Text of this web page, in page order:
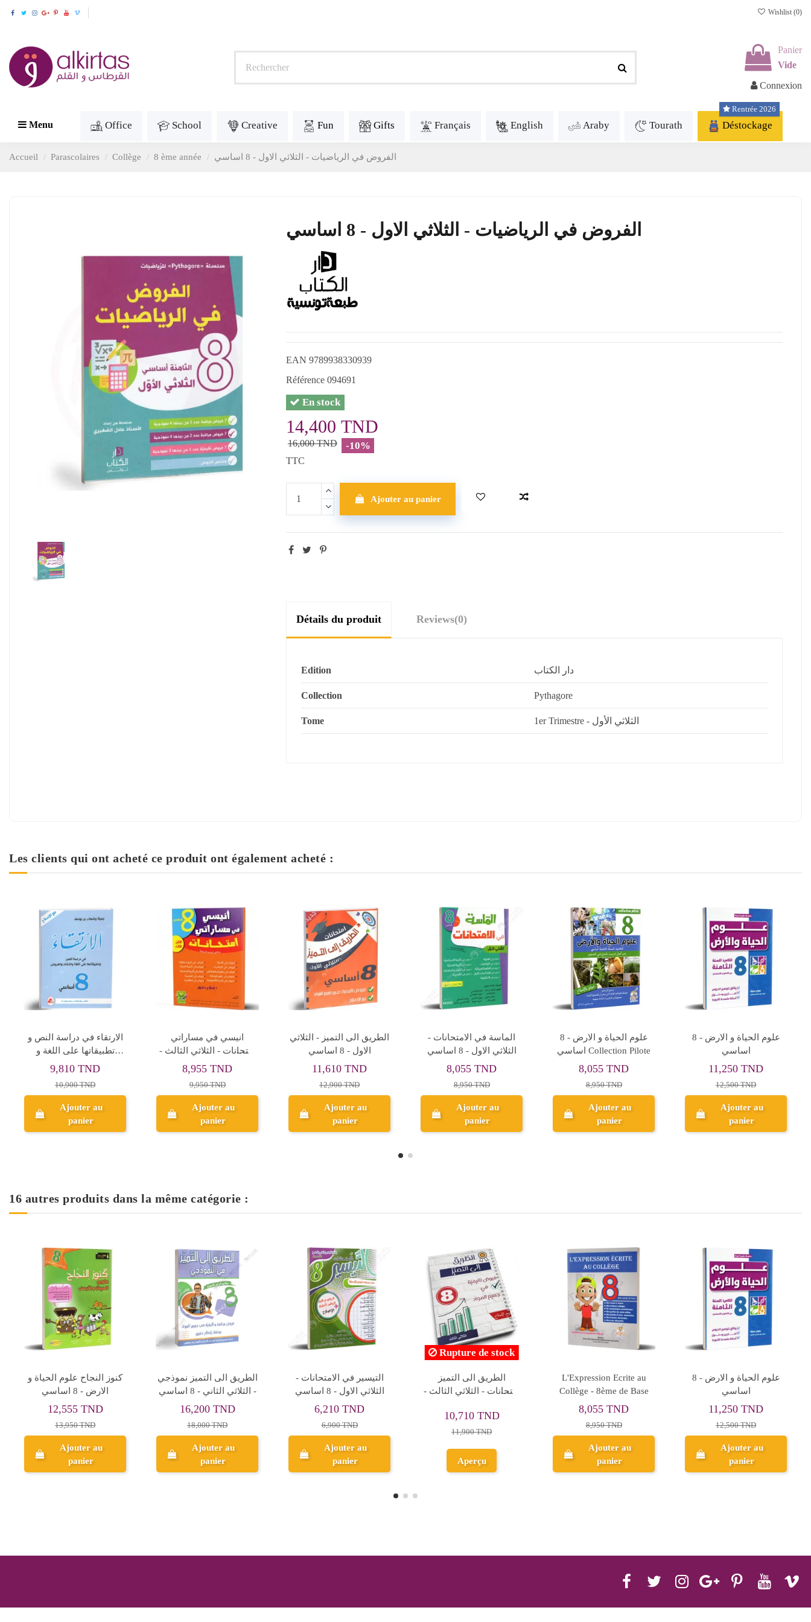
Wishlist (0)
Panier
Vide
Connexion
Menu Office School Creative Fun Gifts Français English Araby Tourath Déstockage
Rentrée 2026
Accueil Parascolaires Collège 8 ème année الفروض في الرياضيات - الثلاثي الاول - 8 اساسي
الفروض في الرياضيات - الثلاثي الاول - 8 اساسي
EAN 9789938330939
Référence 094691
En stock
14,400 TND
16,000 TND -10%
TTC
Ajouter au panier
Détails du produit Reviews(0)
Edition دار الكتاب
Collection Pythagore
Tome 1er Trimestre - الثلاثي الأول
Les clients qui ont acheté ce produit ont également acheté :
الطريق الى التميز - الثلاثي
الاول - 8 اساسي
11,610 TND
12,900 TND
Ajouter au
panier
الماسة في الامتحانات -
الثلاثي الاول - 8 اساسي
8,055 TND
8,950 TND
Ajouter au
panier
علوم الحياة و الارض - 8
اساسي Collection Pilote
8,055 TND
8,950 TND
Ajouter au
panier
علوم الحياة و الارض - 8
اساسي
11,250 TND
12,500 TND
Ajouter au
panier
انيسي في مساراتي -
الثلاثي الاول - 8 اساسي
13,950 TND
Ajouter au
panier
اختبارات في الرياضيات
الهرم - 8 اساسي
9,810 TND
10,900 TND
Ajouter au
panier
16 autres produits dans la même catégorie :
Rupture de stock
8B* اكاديمية التميز
رياضيات
7,110 TND
7,900 TND
Aperçu
كنوز النجاح التميز في
الامتحانات - الثلاثي الثالث -
8 اساسي
8,010 TND
8,900 TND
Aperçu
علوم الحياة و الارض - 8
اساسي Collection Pilote
8,055 TND
8,950 TND
Ajouter au
panier
انيسي في مساراتي -
الثلاثي الثاني - 8 اساسي
Ajouter au
panier
Rupture de stock
اساسي
9,450 TND
10,500 TND
Aperçu
Al Messa English - 8th
Year Basic
12,555 TND
13,950 TND
Ajouter au
panier